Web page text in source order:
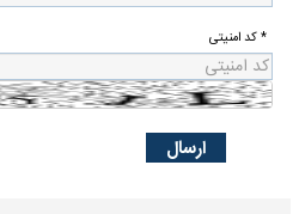
* کد امنیتی